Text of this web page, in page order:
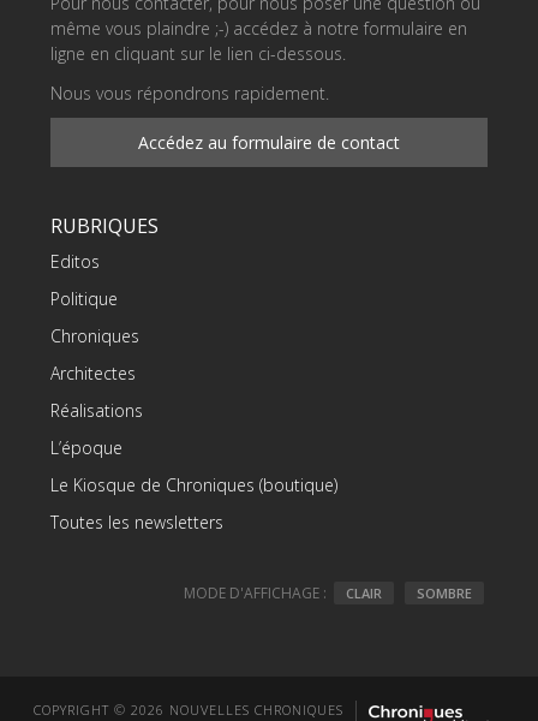
même vous plaindre ;-) accédez à notre formulaire en
ligne en cliquant sur le lien ci-dessous.
Nous vous répondrons rapidement.
Accédez au formulaire de contact
RUBRIQUES
Editos
Politique
Chroniques
Architectes
Réalisations
L’époque
Le Kiosque de Chroniques (boutique)
Toutes les newsletters
MODE D'AFFICHAGE : CLAIR SOMBRE
COPYRIGHT © 2026 NOUVELLES CHRONIQUES